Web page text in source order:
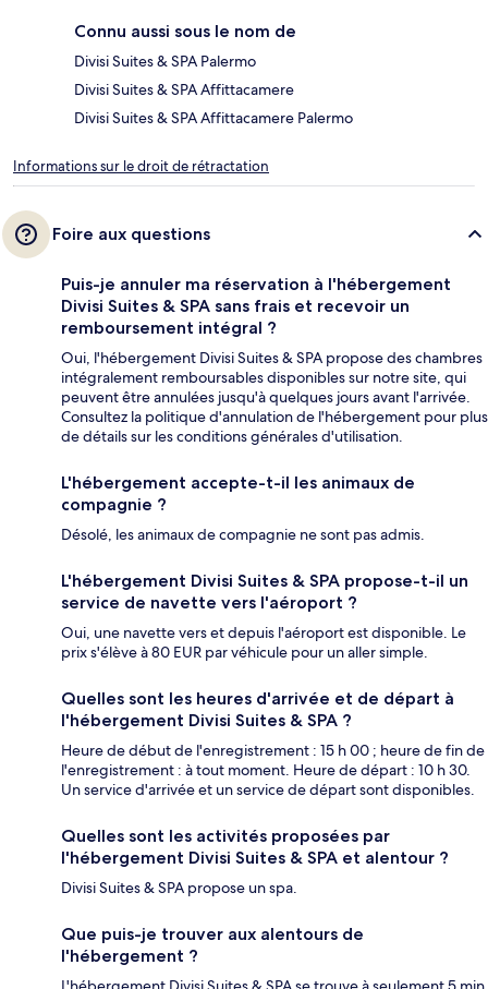
Connu aussi sous le nom de
Divisi Suites & SPA Palermo
Divisi Suites & SPA Affittacamere
Divisi Suites & SPA Affittacamere Palermo
Informations sur le droit de rétractation
Foire aux questions
Puis-je annuler ma réservation à l'hébergement
Divisi Suites & SPA sans frais et recevoir un
remboursement intégral ?
Oui, l'hébergement Divisi Suites & SPA propose des chambres
intégralement remboursables disponibles sur notre site, qui
peuvent être annulées jusqu'à quelques jours avant l'arrivée.
Consultez la politique d'annulation de l'hébergement pour plus
de détails sur les conditions générales d'utilisation.
L'hébergement accepte-t-il les animaux de
compagnie ?
Désolé, les animaux de compagnie ne sont pas admis.
L'hébergement Divisi Suites & SPA propose-t-il un
service de navette vers l'aéroport ?
Oui, une navette vers et depuis l'aéroport est disponible. Le
prix s'élève à 80 EUR par véhicule pour un aller simple.
Quelles sont les heures d'arrivée et de départ à
l'hébergement Divisi Suites & SPA ?
Heure de début de l'enregistrement : 15 h 00 ; heure de fin de
l'enregistrement : à tout moment. Heure de départ : 10 h 30.
Un service d'arrivée et un service de départ sont disponibles.
Quelles sont les activités proposées par
l'hébergement Divisi Suites & SPA et alentour ?
Divisi Suites & SPA propose un spa.
Que puis-je trouver aux alentours de
l'hébergement ?